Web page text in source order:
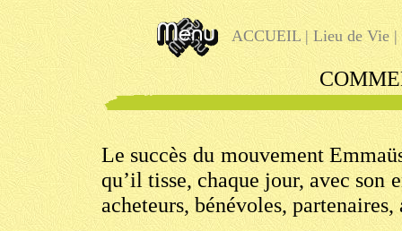
ACCUEIL| Lieu de Vie|
Le succès du mouvement
qu’il tisse, chaque jour, avec son
acheteurs, bénévoles,